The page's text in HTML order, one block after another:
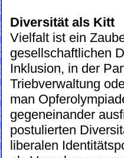
Diversität als Kitt
Vielfalt ist ein
gesellschaftlichen
Inklusion, in der
Triebverwaltung
man
gegeneinander
postulierten
liberalen